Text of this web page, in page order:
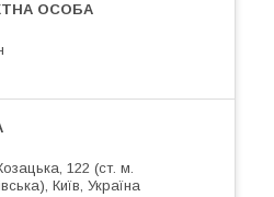
122 (ст. м.
Київ, Україна